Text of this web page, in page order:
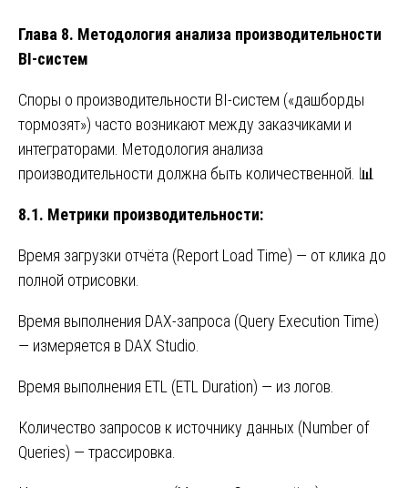
Глава 8. Методология анализа производительности
BI-систем
Споры о производительности BI-систем («дашборды
тормозят») часто возникают между заказчиками и
интеграторами. Методология анализа
производительности должна быть количественной. 📊
8.1. Метрики производительности:
Время загрузки отчёта (Report Load Time) — от клика до
полной отрисовки.
Время выполнения DAX-запроса (Query Execution Time)
— измеряется в DAX Studio.
Время выполнения ETL (ETL Duration) — из логов.
Количество запросов к источнику данных (Number of
Queries) — трассировка.